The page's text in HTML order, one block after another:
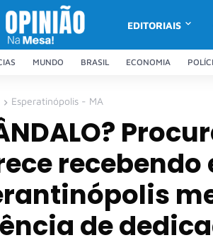
EDITORIAIS
MUNDO BRASIL ECONOMIA
Esperatinópolis - MA
recebendo
de